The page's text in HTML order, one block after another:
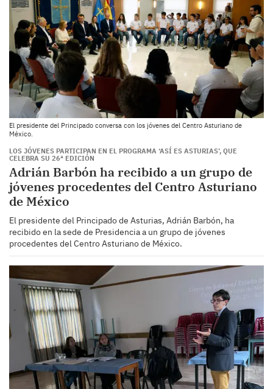
El presidente del Principado conversa con los jóvenes del Centro Asturiano de
México.
LOS JÓVENES PARTICIPAN EN EL PROGRAMA ‘ASÍ ES ASTURIAS’, QUE
CELEBRA SU 26ª EDICIÓN
Adrián Barbón ha recibido a un grupo de
jóvenes procedentes del Centro Asturiano
de México
El presidente del Principado de Asturias, Adrián Barbón, ha
recibido en la sede de Presidencia a un grupo de jóvenes
procedentes del Centro Asturiano de México.